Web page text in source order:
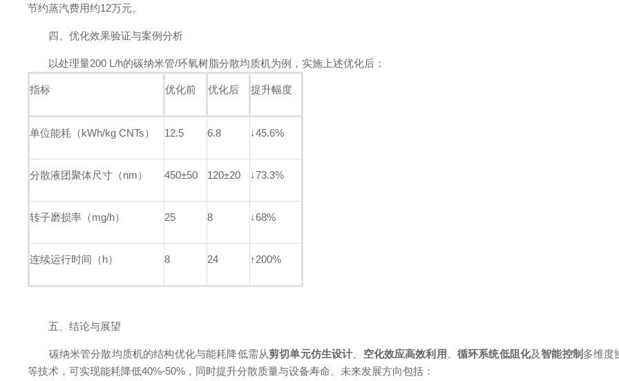
节约蒸汽费用约12万元。
四、优化效果验证与案例分析
以处理量200 L/h的碳纳米管/环氧树脂分散均质机为例，实施上述优化后：
指标 优化前 优化后 提升幅度
单位能耗（kWh/kg CNTs） 12.5 6.8 ↓45.6%
分散液团聚体尺寸（nm） 450±50 120±20 ↓73.3%
转子磨损率（mg/h） 25 8 ↓68%
连续运行时间（h） 8 24 ↑200%
五、结论与展望
碳纳米管分散均质机的结构优化与能耗降低需从剪切单元仿生设计 空化效应高效利用 循环系统低阻化及智能控制 多维度
等技术，可实现能耗降低40%-50%，同时提升分散质量与设备寿命。未来发展方向包括：